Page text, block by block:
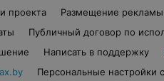
проекта Размещение рекламы
Публичный договор по
Написать в поддержку
Персональные настройки